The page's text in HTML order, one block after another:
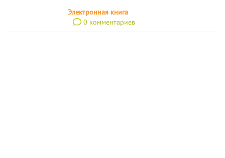
Электронная книга
0 комментариев